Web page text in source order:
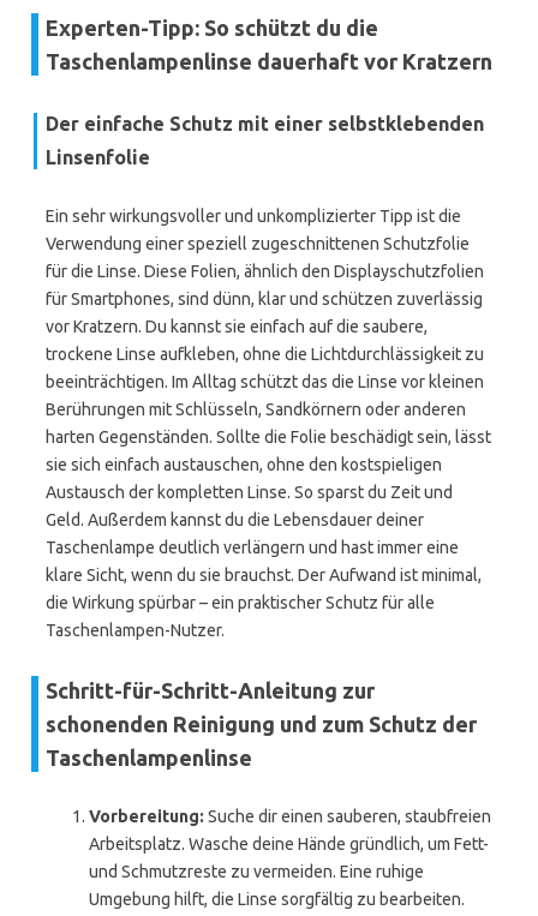
Experten-Tipp: So schützt du die
Taschenlampenlinse dauerhaft vor Kratzern
Der einfache Schutz mit einer selbstklebenden
Linsenfolie
Ein sehr wirkungsvoller und unkomplizierter Tipp ist die
Verwendung einer speziell zugeschnittenen Schutzfolie
für die Linse. Diese Folien, ähnlich den Displayschutzfolien
für Smartphones, sind dünn, klar und schützen zuverlässig
vor Kratzern. Du kannst sie einfach auf die saubere,
trockene Linse aufkleben, ohne die Lichtdurchlässigkeit zu
beeinträchtigen. Im Alltag schützt das die Linse vor kleinen
Berührungen mit Schlüsseln, Sandkörnern oder anderen
harten Gegenständen. Sollte die Folie beschädigt sein, lässt
sie sich einfach austauschen, ohne den kostspieligen
Austausch der kompletten Linse. So sparst du Zeit und
Geld. Außerdem kannst du die Lebensdauer deiner
Taschenlampe deutlich verlängern und hast immer eine
klare Sicht, wenn du sie brauchst. Der Aufwand ist minimal,
die Wirkung spürbar – ein praktischer Schutz für alle
Taschenlampen-Nutzer.
Schritt-für-Schritt-Anleitung zur
schonenden Reinigung und zum Schutz der
Taschenlampenlinse
Vorbereitung: Suche dir einen sauberen, staubfreien
Arbeitsplatz. Wasche deine Hände gründlich, um Fett-
und Schmutzreste zu vermeiden. Eine ruhige
Umgebung hilft, die Linse sorgfältig zu bearbeiten.